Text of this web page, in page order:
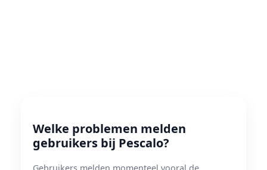
Welke problemen melden
gebruikers bij Pescalo?